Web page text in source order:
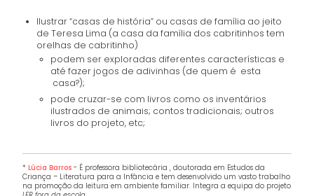
Ilustrar “casas de história” ou casas de família ao jeito
de Teresa Lima (a casa da família dos cabritinhos tem
orelhas de cabritinho)
podem ser exploradas diferentes características e
até fazer jogos de adivinhas (de quem é esta
casa?);
pode cruzar-se com livros como os inventários
ilustrados de animais; contos tradicionais; outros
livros do projeto, etc;
*Lúcia Barros - É professora bibliotecária , doutorada em Estudos da
Criança – Literatura para a Infância e tem desenvolvido um vasto trabalho
na promoção da leitura em ambiente familiar. Integra a equipa do projeto